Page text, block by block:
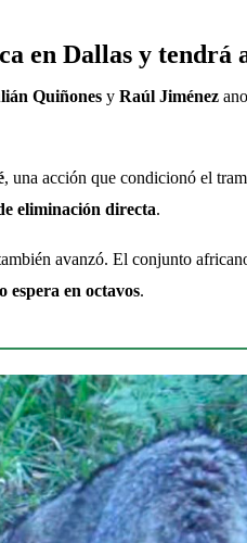
en Dallas y tendrá
Quiñones y Raúl Jiménez
, una acción que condicionó el
eliminación directa.
avanzó. El conjunto
espera en octavos.